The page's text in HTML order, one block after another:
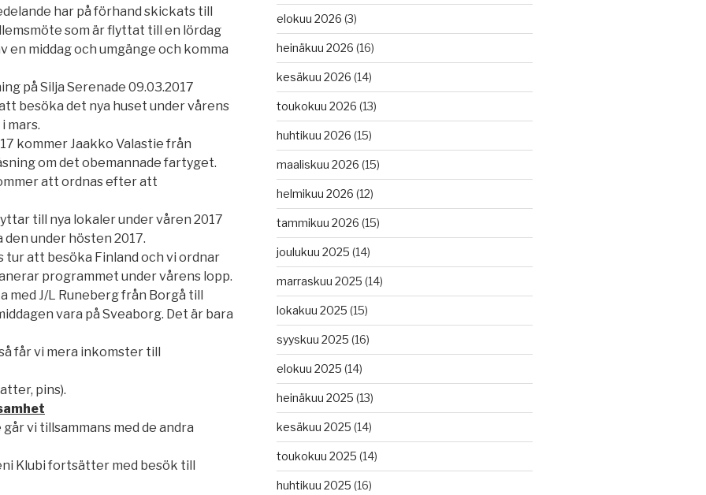
har på förhand skickats till
som är flyttat till en lördag
en middag och umgänge och komma
på Silja Serenade 09.03.2017
besöka det nya huset under vårens
mars.
kommer Jaakko Valastie från
om det obemannade fartyget.
att ordnas efter att
till nya lokaler under våren 2017
under hösten 2017.
tur att besöka Finland och vi ordnar
programmet under vårens lopp.
J/L Runeberg från Borgå till
vara på Sveaborg. Det är bara
får vi mera inkomster till
pins).
vi tillsammans med de andra
Klubi fortsätter med besök till
elokuu 2026 (3)
heinäkuu 2026 (16)
kesäkuu 2026 (14)
toukokuu 2026 (13)
huhtikuu 2026 (15)
maaliskuu 2026 (15)
helmikuu 2026 (12)
tammikuu 2026 (15)
joulukuu 2025 (14)
marraskuu 2025 (14)
lokakuu 2025 (15)
syyskuu 2025 (16)
elokuu 2025 (14)
heinäkuu 2025 (13)
kesäkuu 2025 (14)
toukokuu 2025 (14)
huhtikuu 2025 (16)